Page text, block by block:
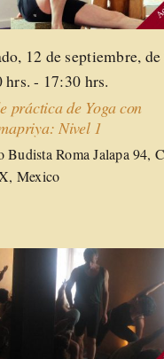
12 de septiembre,
hrs. - 17:30 hrs.
práctica de Yoga con
Nivel 1
Budista RomaJalapa 94,
Mexico